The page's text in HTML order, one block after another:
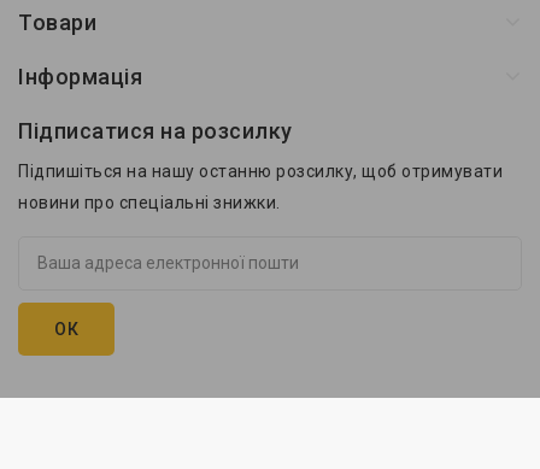
Товари
Інформація
Підписатися на розсилку
Підпишіться на нашу останню розсилку, щоб отримувати
новини про спеціальні знижки.